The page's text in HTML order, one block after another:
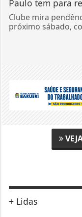
Paulo tem para
Clube mira
próximo sábado,
+ Lidas